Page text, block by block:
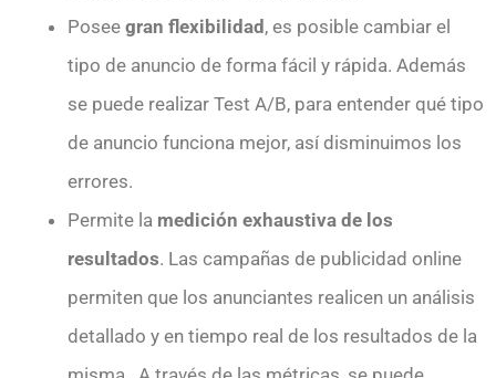
Posee gran flexibilidad, es posible cambiar el
tipo de anuncio de forma fácil y rápida. Además
se puede realizar Test A/B, para entender qué tipo
de anuncio funciona mejor, así disminuimos los
errores.
Permite la medición exhaustiva de los
resultados. Las campañas de publicidad online
permiten que los anunciantes realicen un análisis
detallado y en tiempo real de los resultados de la